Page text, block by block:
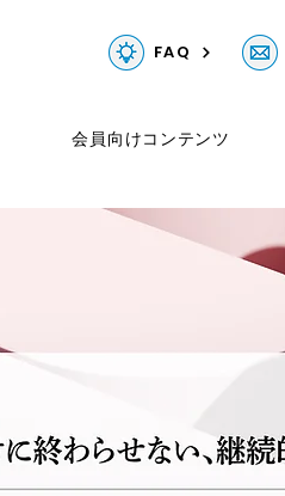
FAQ
会員向けコンテンツ